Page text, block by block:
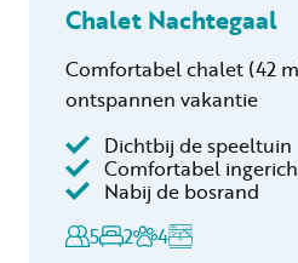
Chalet Nachtegaal
Comfortabel chalet (42
ontspannen vakantie
Dichtbij de speeltuin
Comfortabel
Nabij de bosrand
5
2 4
Inclusief